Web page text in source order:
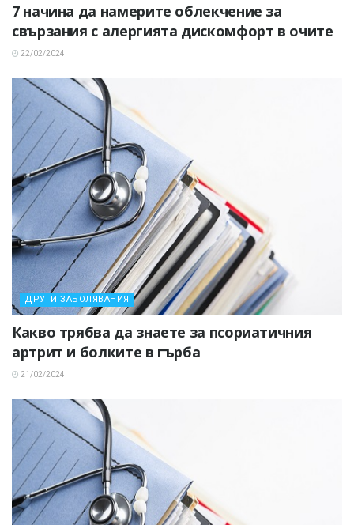
7 начина да намерите облекчение за
свързания с алергията дискомфорт в очите
22/02/2024
ДРУГИ ЗАБОЛЯВАНИЯ
Какво трябва да знаете за псориатичния
артрит и болките в гърба
21/02/2024